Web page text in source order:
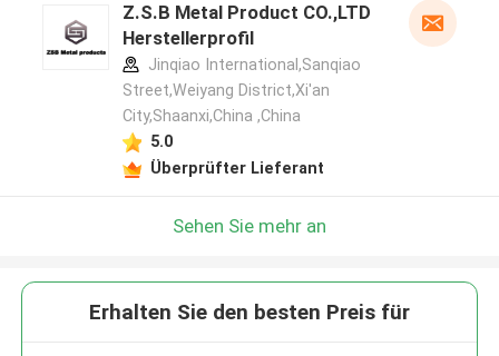
Z.S.B Metal Product CO.,LTD
Herstellerprofil
Jinqiao International,Sanqiao
Street,Weiyang District,Xi'an
City,Shaanxi,China ,China
5.0
Überprüfter Lieferant
Sehen Sie mehr an
Erhalten Sie den besten Preis für